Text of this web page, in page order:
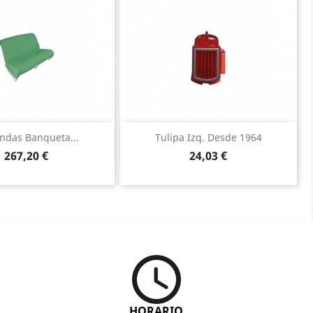
Banqueta...
Precio
267,20 €
Vista rápida Tulipa Izq. Desde 1964
Precio
24,03 €
 Vista rápida